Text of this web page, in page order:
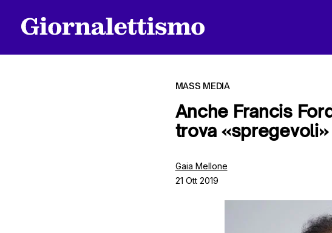
MASS MEDIA
Anche Francis
trova «spregevoli»
Gaia Mellone
21 Ott 2019